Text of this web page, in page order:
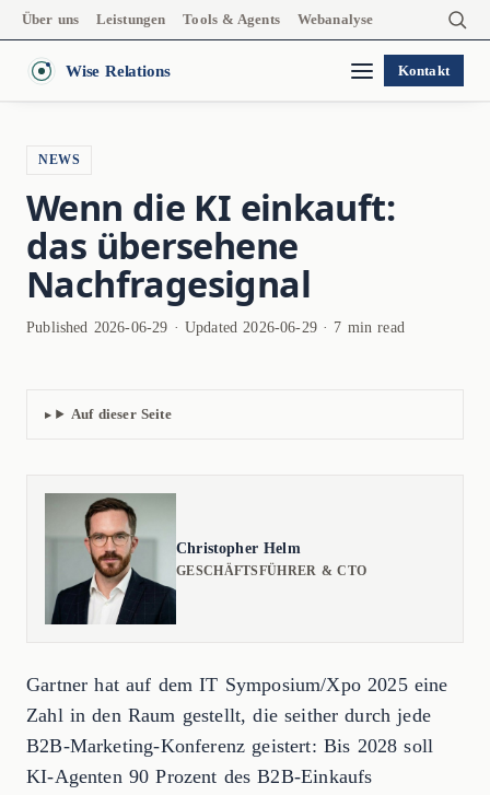
Über uns Leistungen Tools & Agents Webanalyse
Wise Relations Kontakt
NEWS
Wenn die KI einkauft:
das übersehene
Nachfragesignal
Published 2026-06-29 · Updated 2026-06-29 · 7 min read
Auf dieser Seite
Christopher Helm
GESCHÄFTSFÜHRER & CTO
Gartner hat auf dem IT Symposium/Xpo 2025 eine
Zahl in den Raum gestellt, die seither durch jede
B2B-Marketing-Konferenz geistert: Bis 2028 soll
KI-Agenten 90 Prozent des B2B-Einkaufs